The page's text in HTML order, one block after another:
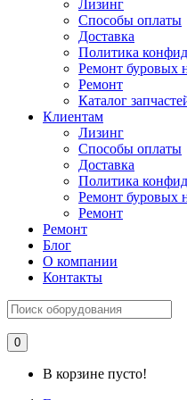
Лизинг
Способы оплаты
Доставка
Политика
Ремонт буровых
Ремонт
Каталог
Клиентам
Лизинг
Способы оплаты
Доставка
Политика
Ремонт буровых
Ремонт
Ремонт
Блог
О компании
Контакты
0
В корзине пусто!